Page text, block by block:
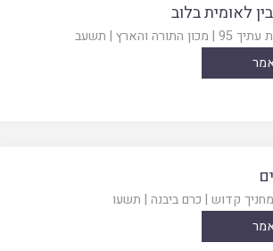
לאומית בלוב
עתיך 95 | מכון התורה והארץ | תשעב
מחניך קדוש | כרם ביבנה | תשעו